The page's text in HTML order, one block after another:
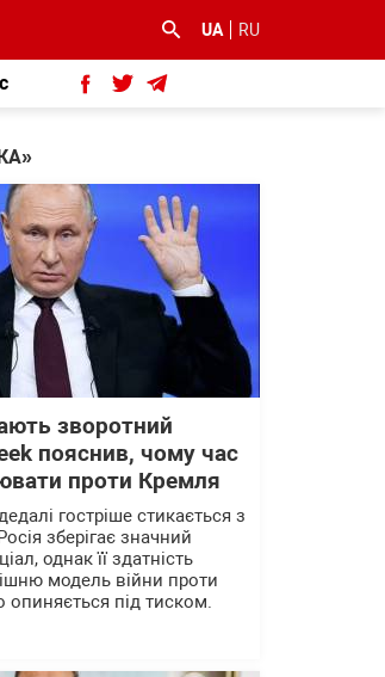
UA RU
зворотний
пояснив, чому час
проти Кремля
гостріше стикається з
зберігає значний
однак її здатність
модель війни проти
опиняється під тиском.